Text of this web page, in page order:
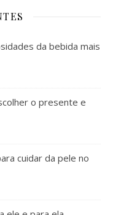
da bebida mais
o presente e
cuidar da pele no